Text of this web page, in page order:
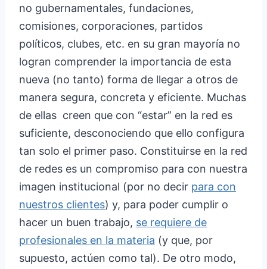
no gubernamentales, fundaciones,
comisiones, corporaciones, partidos
políticos, clubes, etc. en su gran mayoría no
logran comprender la importancia de esta
nueva (no tanto) forma de llegar a otros de
manera segura, concreta y eficiente. Muchas
de ellas creen que con “estar” en la red es
suficiente, desconociendo que ello configura
tan solo el primer paso. Constituirse en la red
de redes es un compromiso para con nuestra
imagen institucional (por no decir para con
nuestros clientes) y, para poder cumplir o
hacer un buen trabajo, se requiere de
profesionales en la materia (y que, por
supuesto, actúen como tal). De otro modo,